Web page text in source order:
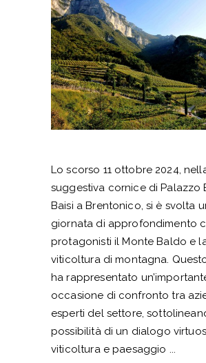
Lo scorso 11 ottobre 2024,
suggestiva cornice di Palazzo
Baisi a Brentonico, si è svolta
giornata di approfondimento
protagonisti il Monte Baldo e
viticoltura di montagna.
ha rappresentato
occasione di confronto tra
esperti del settore,
possibilità di un dialogo
viticoltura e paesaggio